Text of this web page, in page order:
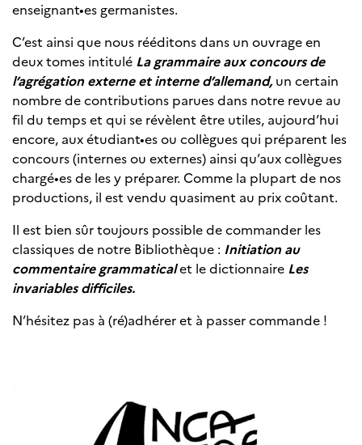
enseignant•es germanistes.
C’est ainsi que nous rééditons dans un ouvrage en
deux tomes intitulé La grammaire aux concours de
l’agrégation externe et interne d’allemand, un certain
nombre de contributions parues dans notre revue au
fil du temps et qui se révèlent être utiles, aujourd’hui
encore, aux étudiant•es ou collègues qui préparent les
concours (internes ou externes) ainsi qu’aux collègues
chargé•es de les y préparer. Comme la plupart de nos
productions, il est vendu quasiment au prix coûtant.
Il est bien sûr toujours possible de commander les
classiques de notre Bibliothèque : Initiation au
commentaire grammatical et le dictionnaire Les
invariables difficiles.
N’hésitez pas à (ré)adhérer et à passer commande !